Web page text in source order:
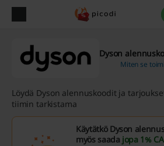
Dyson
Miten se
Löydä Dyson alennuskoodit ja
tiimin tarkistama
Käytätkö Dyson
myös saada jopa 1%